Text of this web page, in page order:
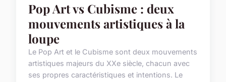
Pop Art vs Cubisme : deux
mouvements artistiques à la
loupe
Le Pop Art et le Cubisme sont deux mouvements
artistiques majeurs du XXe siècle, chacun avec
ses propres caractéristiques et intentions. Le